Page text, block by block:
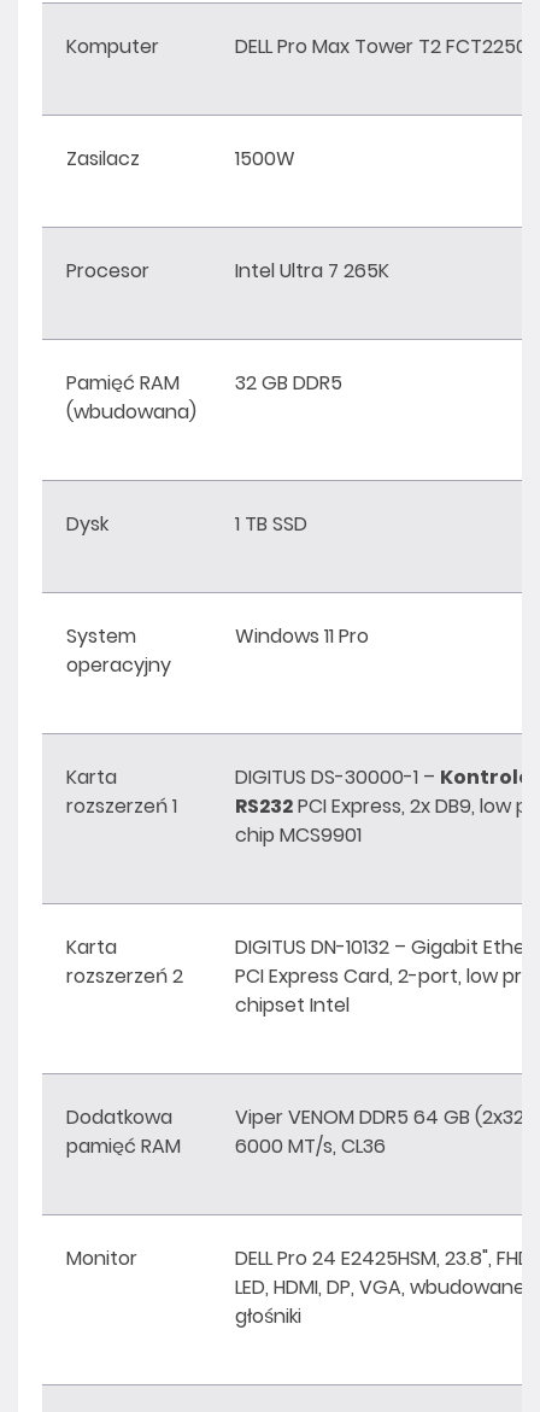
Komputer DELL Pro Max Tower T2 FCT2250
Zasilacz 1500W
Procesor Intel Ultra 7 265K
Pamięć RAM
(wbudowana)
32 GB DDR5
Dysk 1 TB SSD
System
operacyjny
Windows 11 Pro
Karta
rozszerzeń 1
DIGITUS DS-30000-1 – Kontroler
RS232PCI Express, 2x DB9, low
chip MCS9901
Karta
rozszerzeń 2
DIGITUS DN-10132 – Gigabit
PCI Express Card, 2-port, low
chipset Intel
Dodatkowa
pamięć RAM
Viper VENOM DDR5 64 GB (2x32
6000 MT/s, CL36
Monitor
DELL Pro 24 E2425HSM, 23.8", FHD,
LED, HDMI, DP, VGA, wbudowane
głośniki